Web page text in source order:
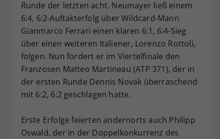
Runde der letzten acht. Neumayer ließ einem
6:4, 6:2-Auftakterfolg über Wildcard-Mann
Gianmarco Ferrari einen klaren 6:1, 6:4-Sieg
über einen weiteren Italiener, Lorenzo Rottoli,
folgen. Nun fordert er im Viertelfinale den
Franzosen Matteo Martineau (ATP 371), der in
der ersten Runde Dennis Novak überraschend
mit 6:2, 6:2 geschlagen hatte.
Erste Erfolge feierten andernorts auch Philipp
Oswald, der in der Doppelkonkurrenz des
Zweck
Dieser Wert speichert Ihre Consent-
Einstellungen. Unter anderem eine
zufällig generierte ID, für die
historische Speicherung Ihrer
vorgenommen Einstellungen, falls der
Webseiten-Betreiber dies eingestellt
hat.